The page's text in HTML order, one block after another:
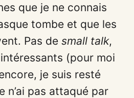
que je ne connais
tombe et que les
Pas de small talk,
(pour moi
je suis resté
n’ai pas attaqué par